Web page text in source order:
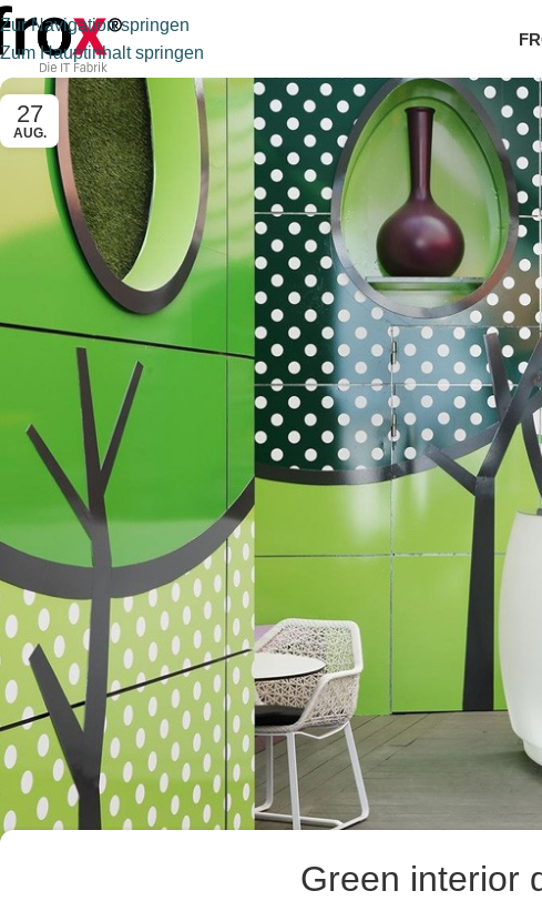
Zur Navigation springen
Zum Hauptinhalt springen
27
AUG.
Green interior